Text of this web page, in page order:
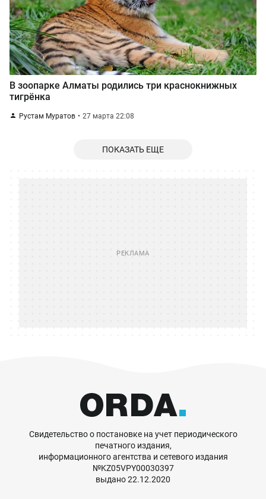
В зоопарке Алматы родились три краснокнижных
тигрёнка
Рустам Муратов 27 марта 22:08
ПОКАЗАТЬ ЕЩЕ
Свидетельство о постановке на учет периодического
печатного издания,
информационного агентства и сетевого издания
№KZ05VPY00030397
выдано 22.12.2020